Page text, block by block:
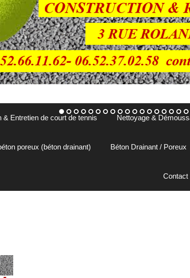
Entretien de court de tennis Nettoyage &
poreux (béton drainant) Béton Drainant / Poreux
Contact